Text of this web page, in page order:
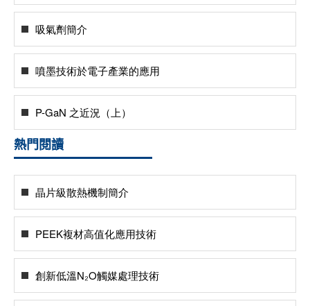
吸氣劑簡介
噴墨技術於電子產業的應用
P-GaN 之近況（上）
熱門閱讀
晶片級散熱機制簡介
PEEK複材高值化應用技術
創新低溫N₂O觸媒處理技術